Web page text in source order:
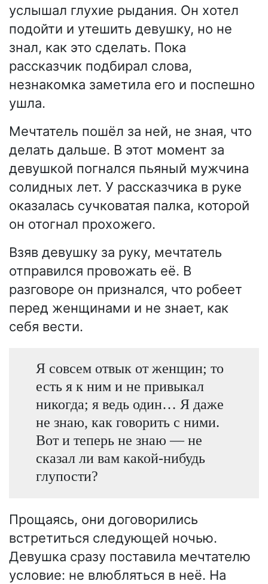
услышал глухие рыдания. Он хотел
подойти и утешить девушку, но не
знал, как это сделать. Пока
рассказчик подбирал слова,
незнакомка заметила его и поспешно
ушла.
Мечтатель пошёл за ней, не зная, что
делать дальше. В этот момент за
девушкой погнался пьяный мужчина
солидных лет. У рассказчика в руке
оказалась сучковатая палка, которой
он отогнал прохожего.
Взяв девушку за руку, мечтатель
отправился провожать её. В
разговоре он признался, что робеет
перед женщинами и не знает, как
себя вести.
Я совсем отвык от женщин; то
есть я к ним и не привыкал
никогда; я ведь один… Я даже
не знаю, как говорить с ними.
Вот и теперь не знаю — не
сказал ли вам какой-нибудь
глупости?
Прощаясь, они договорились
встретиться следующей ночью.
Девушка сразу поставила мечтателю
условие: не влюбляться в неё. На